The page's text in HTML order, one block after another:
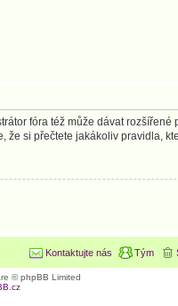
fóra též může dávat
že si přečtete jakákoliv pravidla,
Tým
Kontaktujte nás
© phpBB Limited